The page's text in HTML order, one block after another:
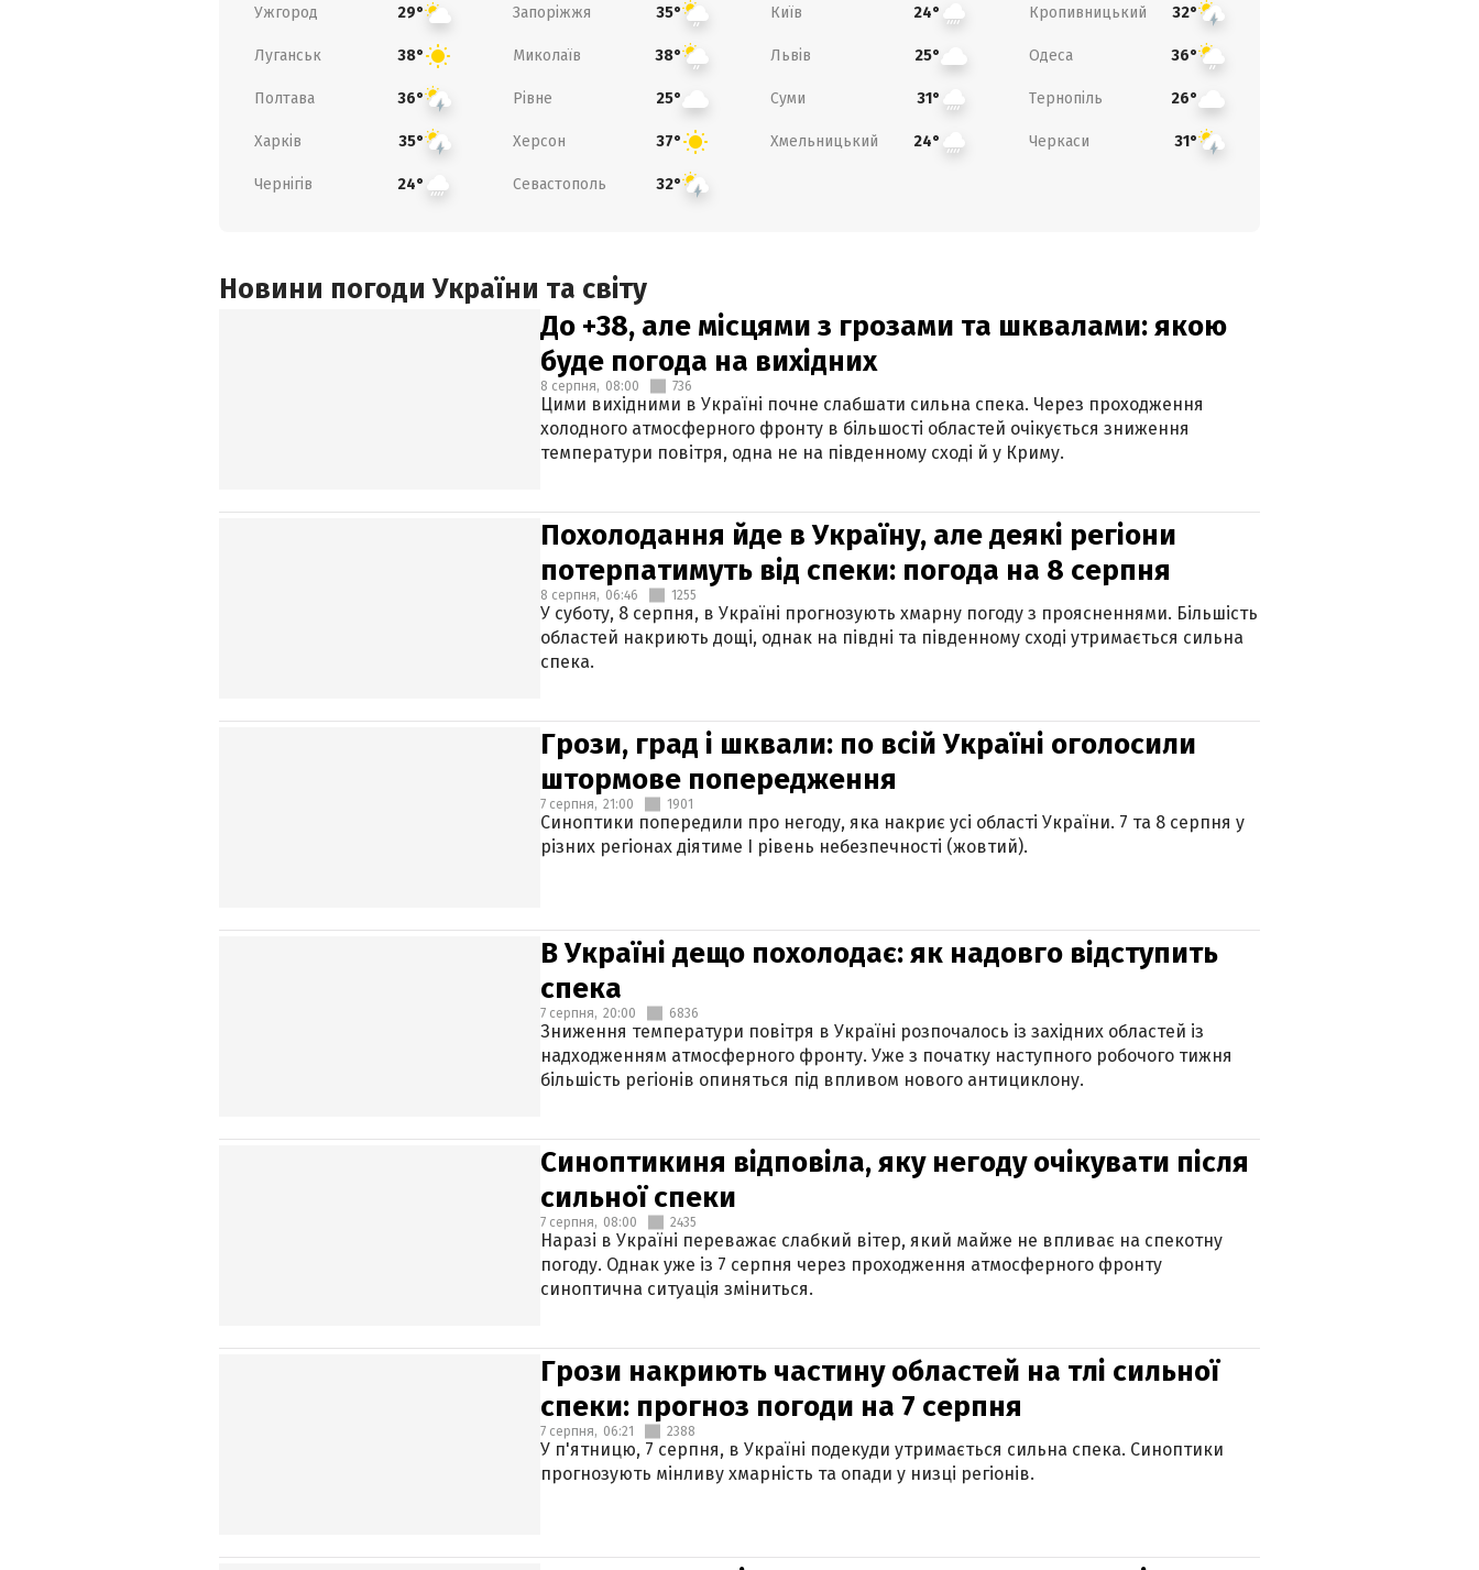
Ужгород 29° Запоріжжя 35° Київ 24° Кропивницький 32°
Луганськ 38° Миколаїв 38° Львів 25° Одеса 36°
Полтава 36° Рівне 25° Суми 31° Тернопіль 26°
Харків 35° Херсон 37° Хмельницький 24° Черкаси 31°
Чернігів 24° Севастополь 32°
Новини погоди України та світу
До +38, але місцями з грозами та шквалами: якою
буде погода на вихідних
8 серпня, 08:00 736
Цими вихідними в Україні почне слабшати сильна спека. Через проходження
холодного атмосферного фронту в більшості областей очікується зниження
температури повітря, одна не на південному сході й у Криму.
Похолодання йде в Україну, але деякі регіони
потерпатимуть від спеки: погода на 8 серпня
8 серпня, 06:46 1255
У суботу, 8 серпня, в Україні прогнозують хмарну погоду з проясненнями. Більшість
областей накриють дощі, однак на півдні та південному сході утримається сильна
спека.
Грози, град і шквали: по всій Україні оголосили
штормове попередження
7 серпня, 21:00 1901
Синоптики попередили про негоду, яка накриє усі області України. 7 та 8 серпня у
різних регіонах діятиме І рівень небезпечності (жовтий).
В Україні дещо похолодає: як надовго відступить
спека
7 серпня, 20:00 6836
Зниження температури повітря в Україні розпочалось із західних областей із
надходженням атмосферного фронту. Уже з початку наступного робочого тижня
більшість регіонів опиняться під впливом нового антициклону.
Синоптикиня відповіла, яку негоду очікувати після
сильної спеки
7 серпня, 08:00 2435
Наразі в Україні переважає слабкий вітер, який майже не впливає на спекотну
погоду. Однак уже із 7 серпня через проходження атмосферного фронту
синоптична ситуація зміниться.
Грози накриють частину областей на тлі сильної
спеки: прогноз погоди на 7 серпня
7 серпня, 06:21 2388
У п'ятницю, 7 серпня, в Україні подекуди утримається сильна спека. Синоптики
прогнозують мінливу хмарність та опади у низці регіонів.